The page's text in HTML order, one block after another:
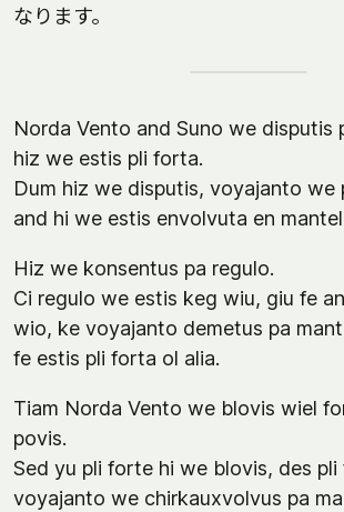
なります。
Norda Vento and Suno we disputis
hiz we estis pli forta.
Dum hiz we disputis, voyajanto we
and hi we estis envolvuta en
Hiz we konsentus pa regulo.
Ci regulo we estis keg wiu, giu fe
wio, ke voyajanto demetus pa
fe estis pli forta ol alia.
Tiam Norda Vento we blovis wiel
povis.
Sed yu pli forte hi we blovis, des pli
voyajanto we chirkauxvolvus pa